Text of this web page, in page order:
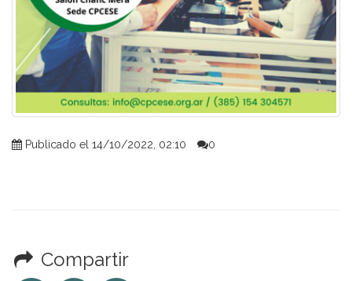
Publicado el 14/10/2022, 02:10 0
Compartir